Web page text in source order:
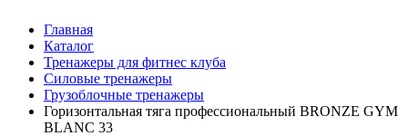
Главная
Каталог
Тренажеры для фитнес клуба
Силовые тренажеры
Грузоблочные тренажеры
Горизонтальная тяга профессиональный BRONZE GYM
BLANC 33